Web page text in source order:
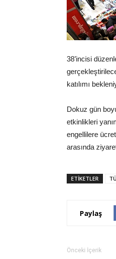
38’incisi
katılımı
Dokuz gün
etkinlikleri
engellilere
arasında
ETIKETLER
Paylaş
Önceki İçerik